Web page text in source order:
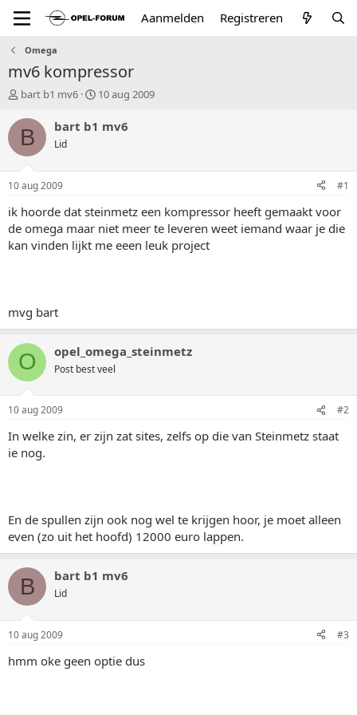
Aanmelden Registreren
Omega
mv6 kompressor
T
p
a
r
e
r
bart b1 mv6
S
u
m
10 aug 2009
B bart b1 mv6
Lid
10 aug 2009 #1
ik hoorde dat steinmetz een kompressor heeft gemaakt voor
de omega maar niet meer te leveren weet iemand waar je die
kan vinden lijkt me eeen leuk project
mvg bart
O opel_omega_steinmetz
Post best veel
10 aug 2009 #2
In welke zin, er zijn zat sites, zelfs op die van Steinmetz staat
ie nog.
En de spullen zijn ook nog wel te krijgen hoor, je moet alleen
even (zo uit het hoofd) 12000 euro lappen.
B bart b1 mv6
Lid
10 aug 2009 #3
hmm oke geen optie dus